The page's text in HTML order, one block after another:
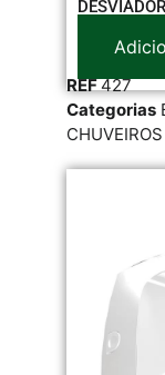
REF427
Categorias